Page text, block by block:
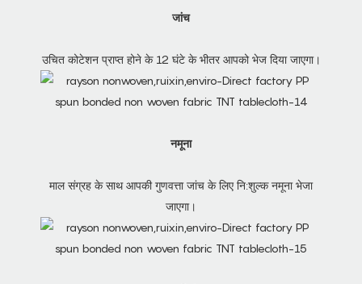
जांच
उचित कोटेशन प्राप्त होने के 12 घंटे के भीतर आपको भेज दिया जाएगा।
नमूना
माल संग्रह के साथ आपकी गुणवत्ता जांच के लिए नि:शुल्क नमूना भेजा
जाएगा।